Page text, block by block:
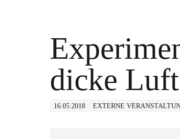
dicke
16.05.2018 EXTERNE